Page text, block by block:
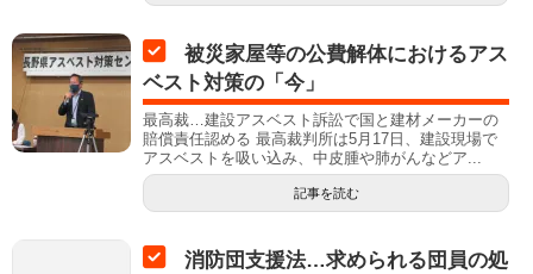
被災家屋等の公費解体におけるアス
ベスト対策の「今」
最高裁…建設アスベスト訴訟で国と建材メーカーの
賠償責任認める 最高裁判所は5月17日、建設現場で
アスベストを吸い込み、中皮腫や肺がんなどア...
記事を読む
消防団支援法…求められる団員の処